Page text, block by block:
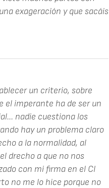
exageración y que sacáis
un criterio, sobre
el imperante ha de ser un
nadie cuestiona los
hay un problema claro
a la normalidad, al
drecho a que no nos
con mi firma en el CI
no me lo hice porque no